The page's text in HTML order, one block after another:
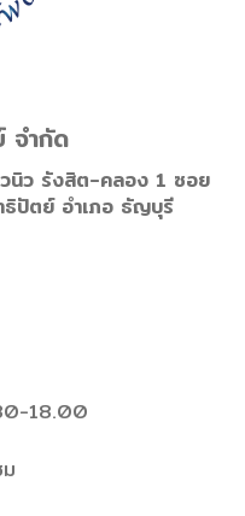
จำกัด
วนิว รังสิต-คลอง 1 ซอย
ปัตย์ อำเภอ ธัญบุรี
18.00